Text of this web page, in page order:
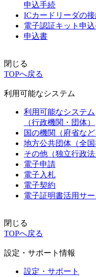
申込手続
ICカードリーダの
電子認証キット申
申込書
閉じる
TOPへ戻る
利用可能なシステム
利用可能なシステム
（行政機関・団体）
国の機関（府省など
地方公共団体（全国
その他（独立行政法
電子申請
電子入札
電子契約
電子証明書活用サー
閉じる
TOPへ戻る
設定・サポート情報
設定・サポート